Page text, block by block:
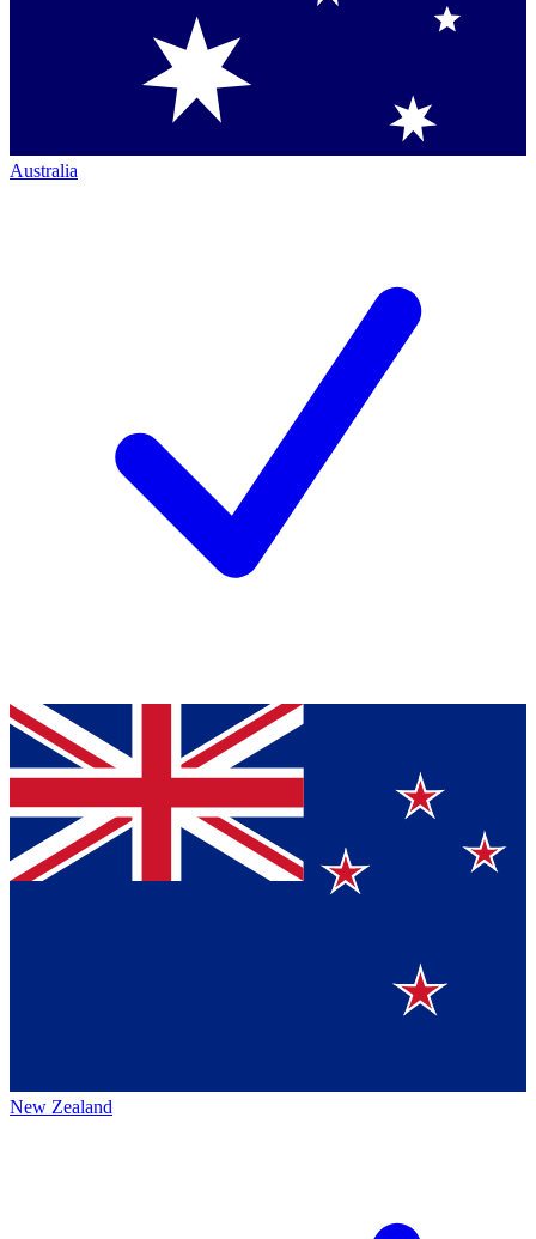
Australia
New Zealand